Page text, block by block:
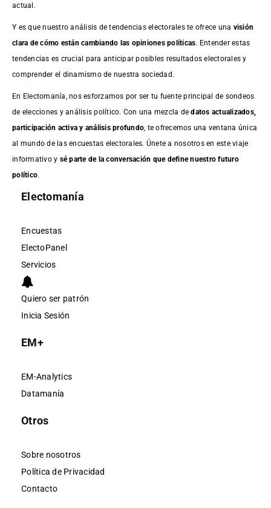
actual.
Y es que nuestro análisis de tendencias electorales te ofrece una visión
clara de cómo están cambiando las opiniones políticas. Entender estas
tendencias es crucial para anticipar posibles resultados electorales y
comprender el dinamismo de nuestra sociedad.
En Electomanía, nos esforzamos por ser tu fuente principal de sondeos
de elecciones y análisis político. Con una mezcla dedatos actualizados,
participación activa y análisis profundo , te ofrecemos una ventana única
al mundo de las encuestas electorales. Únete a nosotros en este viaje
informativo y sé parte de la conversación que define nuestro futuro
político.
Electomanía
Encuestas
ElectoPanel
Servicios
Quiero ser patrón
Inicia Sesión
EM+
EM-Analytics
Datamanía
Otros
Sobre nosotros
Política de Privacidad
Contacto